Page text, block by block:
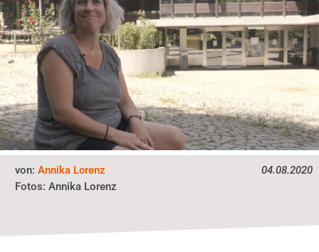
04.08.2020
von:Annika Lorenz
Fotos:Annika Lorenz